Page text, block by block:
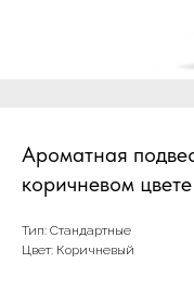
Ароматная
коричневом цвете
Тип: Стандартные
Цвет: Коричневый